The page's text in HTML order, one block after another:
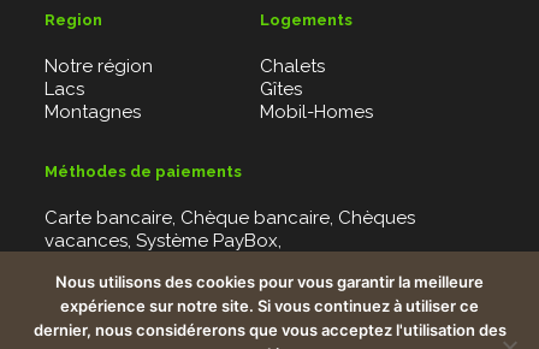
Region
Notre région
Lacs
Montagnes
Logements
Chalets
Gîtes
Mobil-Homes
Méthodes de paiements
Carte bancaire, Chèque bancaire, Chèques
vacances, Système PayBox,
Nous utilisons des cookies pour vous garantir la meilleure
expérience sur notre site. Si vous continuez à utiliser ce
dernier, nous considérerons que vous acceptez l'utilisation des